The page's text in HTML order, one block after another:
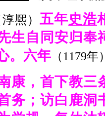
淳熈） 五年史浩
生自同安归奉
。六年 （1179年
，首下教三
务；访白鹿洞